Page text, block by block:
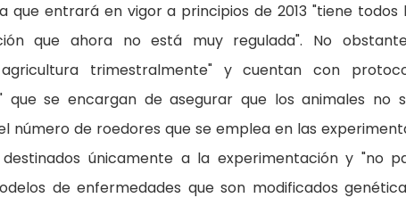
que entrará en vigor a principios de 2013 "tiene todos
que ahora no está muy regulada". No
trimestralmente" y cuentan con
que se encargan de asegurar que los animales no
número de roedores que se emplea en las
únicamente a la experimentación y "no
de enfermedades que son modificados